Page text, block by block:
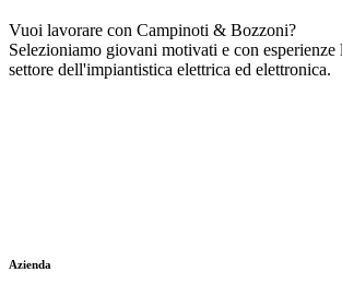
Vuoi lavorare con Campinoti & Bozzoni?
Selezioniamo giovani motivati e con esperienze
settore dell'impiantistica elettrica ed elettronica.
Azienda